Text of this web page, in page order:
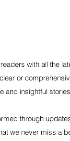
with all the
or
and insightful
through
we never miss a